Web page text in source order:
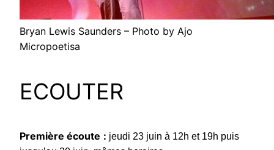
Bryan Lewis Saunders – Photo by Ajo
Micropoetisa
ECOUTER
Première écoute : jeudi 23 juin à 12h et 19h puis